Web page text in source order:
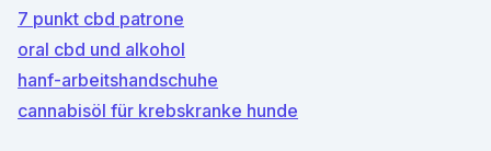
7 punkt cbd patrone
oral cbd und alkohol
hanf-arbeitshandschuhe
cannabisöl für krebskranke hunde